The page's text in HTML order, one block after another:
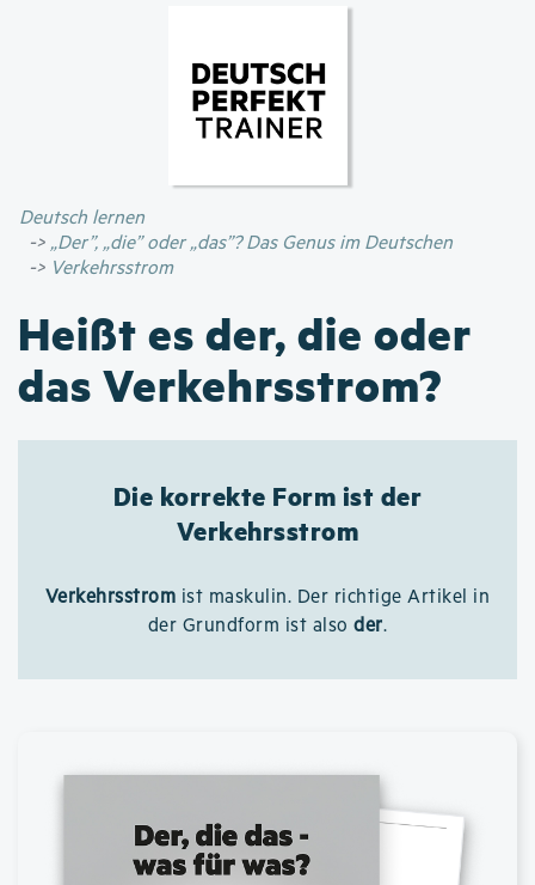
Inhalt
Deutsch lernen
„Der”, „die” oder „das”? Das Genus im Deutschen
Verkehrsstrom
Heißt es der, die oder
das Verkehrsstrom?
Die korrekte Form ist der
Verkehrsstrom
Verkehrsstrom ist maskulin. Der richtige Artikel in
der Grundform ist alsoder.